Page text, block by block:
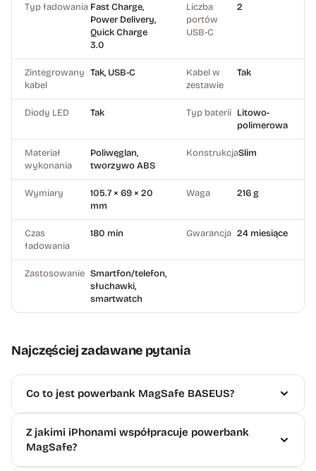
Typ ładowania Fast Charge,
Power Delivery,
Quick Charge
3.0
Liczba
portów
USB-C
2
Zintegrowany
kabel
Tak, USB-C
Kabel w
zestawie
Tak
Diody LED Tak Typ baterii Litowo-
polimerowa
Materiał
wykonania
Poliwęglan,
tworzywo ABS
KonstrukcjaSlim
Wymiary
105.7 × 69 × 20
mm
Waga 216 g
Czas
ładowania
180 min Gwarancja 24 miesiące
Zastosowanie Smartfon/telefon,
słuchawki,
smartwatch
Najczęściej zadawane pytania
Co to jest powerbank MagSafe BASEUS?
Z jakimi iPhonami współpracuje powerbank
MagSafe?